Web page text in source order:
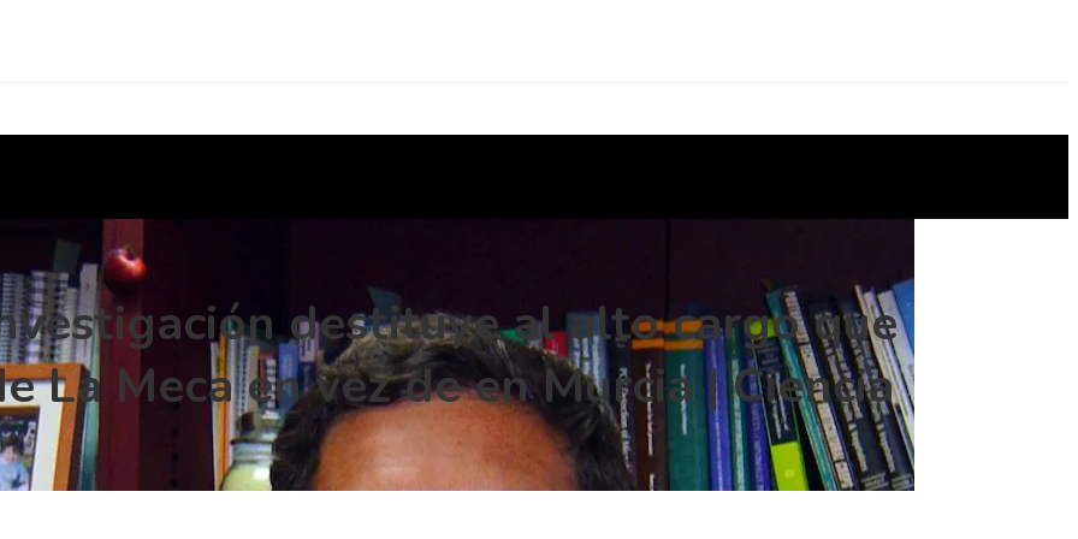
destituye al alto cargo que
La Meca en vez de en Murcia | Ciencia